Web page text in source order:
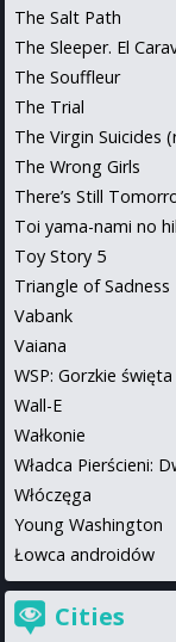
The Salt Path
The Sleeper. El
The Souffleur
The Trial
The Virgin Suicides
The Wrong Girls
There’s Still
Toi yama-nami no
Toy Story 5
Triangle of Sadness
Vabank
Vaiana
WSP: Gorzkie
Wall-E
Wałkonie
Władca Pierścieni:
Włóczęga
Young Washington
Łowca androidów
Cities